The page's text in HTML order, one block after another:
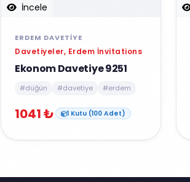
İncele
ERDEM DAVETIYE
Davetiyeler, Erdem İnvitations
Ekonom Davetiye 9251
#düğün #davetiye #erdem
1041 ₺ 1 Kutu (100 Adet)